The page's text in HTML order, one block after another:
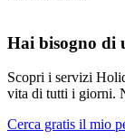
Hai bisogno di
Scopri i servizi
vita di tutti i giorni.
Cerca gratis il mio